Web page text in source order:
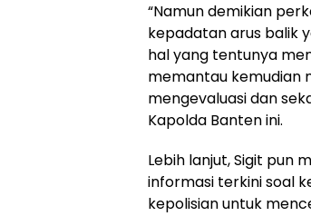
“Namun demikian
kepadatan arus balik
hal yang tentunya
memantau kemudian
mengevaluasi dan
Kapolda Banten ini.
Lebih lanjut, Sigit pun
informasi terkini soal
kepolisian untuk